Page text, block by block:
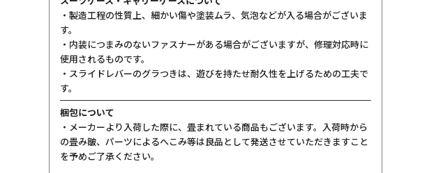
・製造工程の性質上、細かい傷や塗装ムラ、気泡などが入る場合がございま
す。
・内装につまみのないファスナーがある場合がございますが、修理対応時に
使用されるものです。
・スライドレバーのグラつきは、遊びを持たせ耐久性を上げるための工夫で
す。
梱包について
・メーカーより入荷した際に、畳まれている商品もございます。入荷時から
の畳み皺、パーツによるへこみ等は良品として発送させていただきますこと
を予めご了承ください。